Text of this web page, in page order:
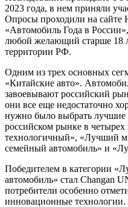
2023 года, в нем приняли
Опросы проходили на
«Автомобиль Года в
любой желающий старше 18
территории РФ.
Одним из трех основных
«Китайские авто».
завоевывают российский
они все еще недостаточно
нужно было выбрать лучшие
российском рынке в
технологичный», «Лучший
семейный автомобиль» и
Победителем в категории
автомобиль» стал Changan
потребители особенно
инновационные технологии.